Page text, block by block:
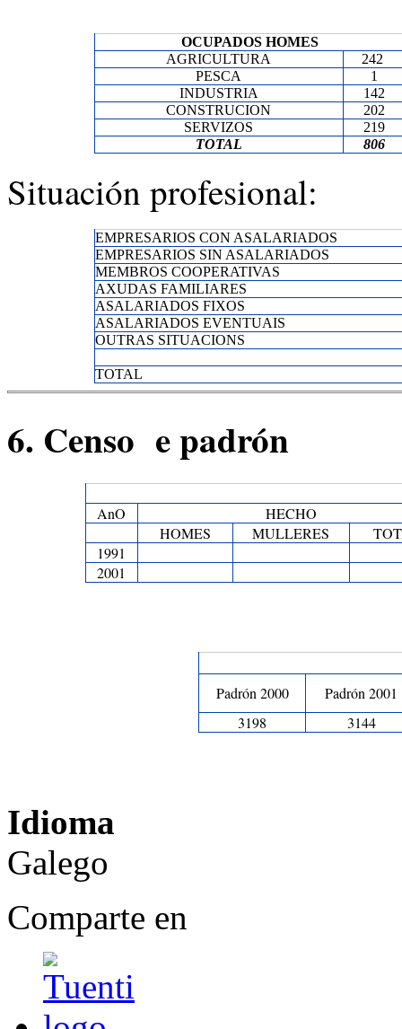
OCUPADOS HOMES
AGRICULTURA
242
PESCA
1
INDUSTRIA
142
CONSTRUCION
202
SERVIZOS
219
TOTAL
806
Situación profesional:
EMPRESARIOS CON ASALARIADOS
EMPRESARIOS SIN ASALARIADOS
MEMBROS COOPERATIVAS
AXUDAS FAMILIARES
ASALARIADOS FIXOS
ASALARIADOS EVENTUAIS
OUTRAS SITUACIONS
TOTAL
6. Censo e padrón
AnO
HECHO
HOMES
MULLERES
1991
2001
Padrón 2000
Padrón 2001
3198
3144
Idioma
Galego
Comparte en